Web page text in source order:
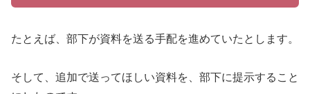
たとえば、部下が資料を送る手配を進めていたとします。
そして、追加で送ってほしい資料を、部下に提示すること